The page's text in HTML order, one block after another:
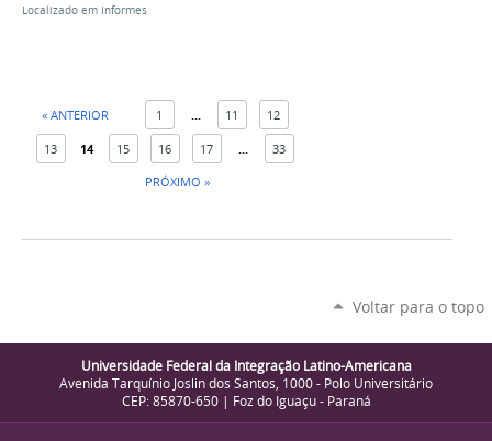
Localizado em Informes
« ANTERIOR 1 11 12
13 14 15 16 17
33
PRÓXIMO »
Voltar para o topo
Universidade Federal da Integração Latino-Americana
Avenida Tarquínio Joslin dos Santos, 1000 - Polo Universitário
CEP: 85870-650 | Foz do Iguaçu - Paraná